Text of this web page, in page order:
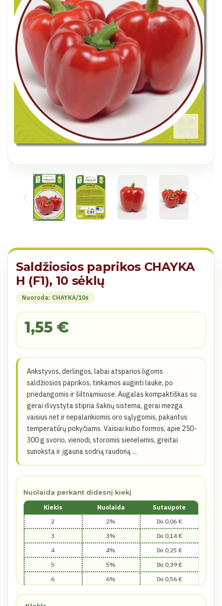
Saldžiosios paprikos CHAYKA
H (F1), 10 sėklų
Nuoroda: CHAYKA/10s
1,55 €
Ankstyvos, derlingos, labai atsparios ligoms
saldžiosios paprikos, tinkamos auginti lauke, po
priedangomis ir šiltnamiuose. Augalas kompaktiškas su
gerai išvystyta stipria šaknų sistema, gerai mezga
vaisius net ir nepalankiomis oro sąlygomis, pakantus
temperatūrų pokyčiams. Vaisiai kubo formos, apie 250-
300 g svorio, vienodi, storomis sienelėmis, greitai
sunoksta ir įgauna sodrią raudoną ...
Nuolaida perkant didesnį kiekį
Kiekis Nuolaida
Sutaupote
2
2%
Iki 0,06 €
3
3%
Iki 0,14 €
4
4%
Iki 0,25 €
5
5%
Iki 0,39 €
6
6%
Iki 0,56 €
7
7%
Iki 0,76 €